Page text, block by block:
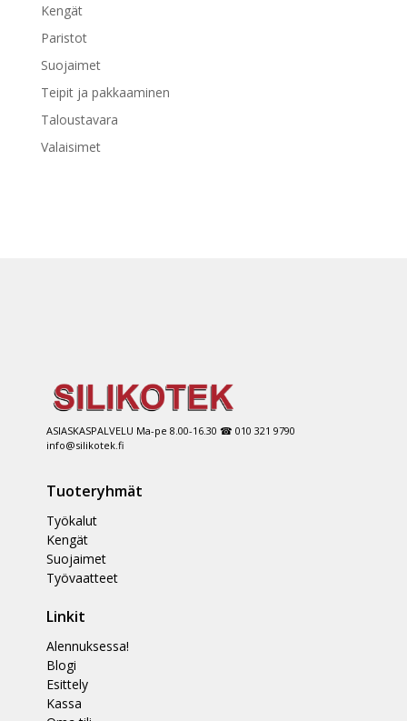
Kengät
Paristot
Suojaimet
Teipit ja pakkaaminen
Taloustavara
Valaisimet
ASIASKASPALVELU Ma-pe 8.00-16.30 ☎ 010 321 9790
info@silikotek.fi
Tuoteryhmät
Työkalut
Kengät
Suojaimet
Työvaatteet
Linkit
Alennuksessa!
Blogi
Esittely
Kassa